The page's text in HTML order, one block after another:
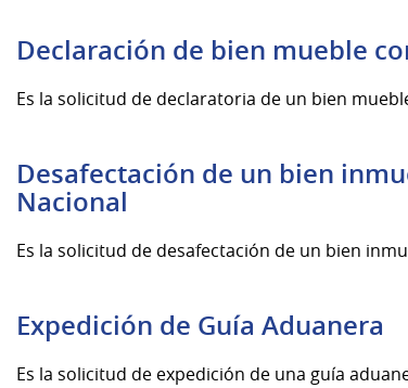
Declaración de bien mueble
Es la solicitud de declaratoria de un bien
Desafectación de un bien
Nacional
Es la solicitud de desafectación de un bien
Expedición de Guía Aduanera
Es la solicitud de expedición de una guía